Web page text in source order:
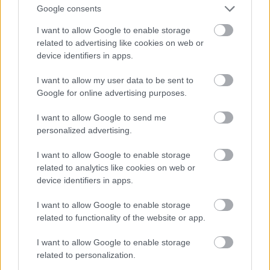
Google consents
I want to allow Google to enable storage
related to advertising like cookies on web or
device identifiers in apps.
I want to allow my user data to be sent to
Google for online advertising purposes.
I want to allow Google to send me
personalized advertising.
I want to allow Google to enable storage
related to analytics like cookies on web or
device identifiers in apps.
I want to allow Google to enable storage
related to functionality of the website or app.
I want to allow Google to enable storage
related to personalization.
πατροπαράδοτου τυλιχτού (€ 15).